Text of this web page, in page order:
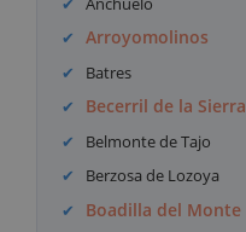
Arroyomolinos
Batres
Becerril de la Sierra
Belmonte de Tajo
Berzosa de Lozoya
Boadilla del Monte